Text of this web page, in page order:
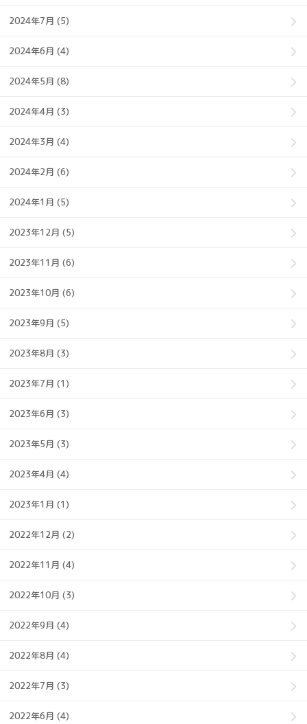
2024年7月 (5)
2024年6月 (4)
2024年5月 (8)
2024年4月 (3)
2024年3月 (4)
2024年2月 (6)
2024年1月 (5)
2023年12月 (5)
2023年11月 (6)
2023年10月 (6)
2023年9月 (5)
2023年8月 (3)
2023年7月 (1)
2023年6月 (3)
2023年5月 (3)
2023年4月 (4)
2023年1月 (1)
2022年12月 (2)
2022年11月 (4)
2022年10月 (3)
2022年9月 (4)
2022年8月 (4)
2022年7月 (3)
2022年6月 (4)